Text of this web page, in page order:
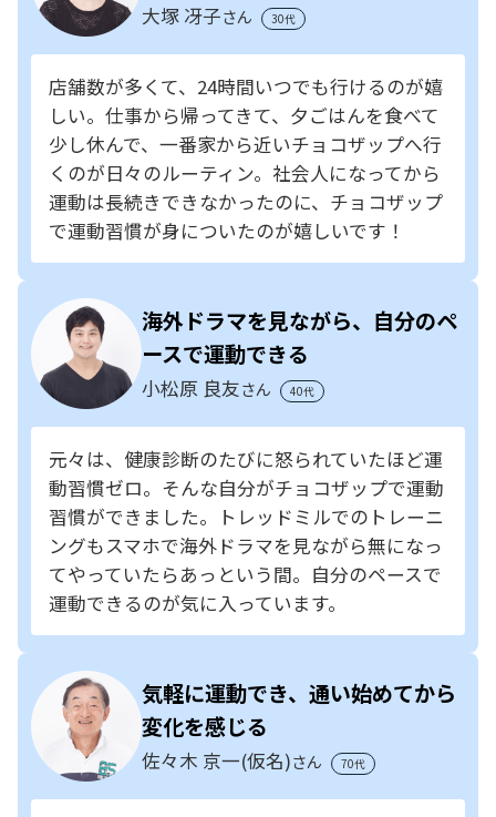
大塚 冴子さん 30代
店舗数が多くて、24時間いつでも行けるのが嬉
しい。仕事から帰ってきて、夕ごはんを食べて
少し休んで、一番家から近いチョコザップへ行
くのが日々のルーティン。社会人になってから
運動は長続きできなかったのに、チョコザップ
で運動習慣が身についたのが嬉しいです！
海外ドラマを見ながら、自分のペ
ースで運動できる
小松原 良友さん 40代
元々は、健康診断のたびに怒られていたほど運
動習慣ゼロ。そんな自分がチョコザップで運動
習慣ができました。トレッドミルでのトレーニ
ングもスマホで海外ドラマを見ながら無になっ
てやっていたらあっという間。自分のペースで
運動できるのが気に入っています。
気軽に運動でき、通い始めてから
変化を感じる
佐々木 京一(仮名)さん 70代